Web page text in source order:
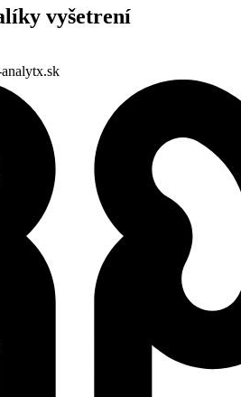
vyšetrení